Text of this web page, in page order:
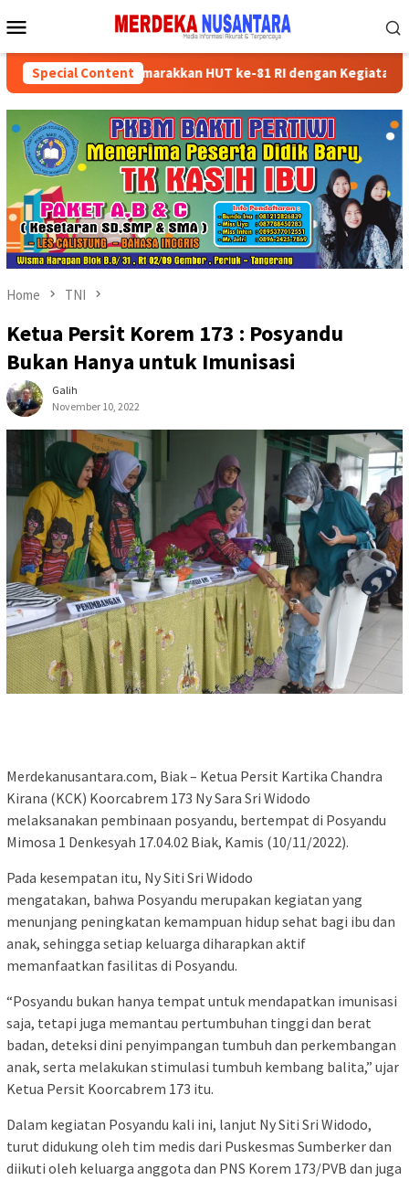
to
Menu
Special Content
Partai Semarakkan HUT ke-81 RI dengan Kegiatan Sosial
Home TNI
Ketua Persit Korem 173 : Posyandu
Bukan Hanya untuk Imunisasi
Galih
November 10, 2022
Merdekanusantara.com, Biak – Ketua Persit Kartika Chandra
Kirana (KCK) Koorcabrem 173 Ny Sara Sri Widodo
melaksanakan pembinaan posyandu, bertempat di Posyandu
Mimosa 1 Denkesyah 17.04.02 Biak, Kamis (10/11/2022).
Pada kesempatan itu, Ny Siti Sri Widodo
mengatakan, bahwa Posyandu merupakan kegiatan yang
menunjang peningkatan kemampuan hidup sehat bagi ibu dan
anak, sehingga setiap keluarga diharapkan aktif
memanfaatkan fasilitas di Posyandu.
“Posyandu bukan hanya tempat untuk mendapatkan imunisasi
saja, tetapi juga memantau pertumbuhan tinggi dan berat
badan, deteksi dini penyimpangan tumbuh dan perkembangan
anak, serta melakukan stimulasi tumbuh kembang balita,” ujar
Ketua Persit Koorcabrem 173 itu.
Dalam kegiatan Posyandu kali ini, lanjut Ny Siti Sri Widodo,
turut didukung oleh tim medis dari Puskesmas Sumberker dan
diikuti oleh keluarga anggota dan PNS Korem 173/PVB dan juga